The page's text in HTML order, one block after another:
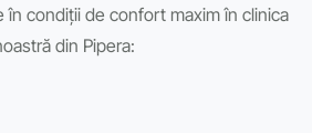
în condiții de confort maxim în clinica
din Pipera: